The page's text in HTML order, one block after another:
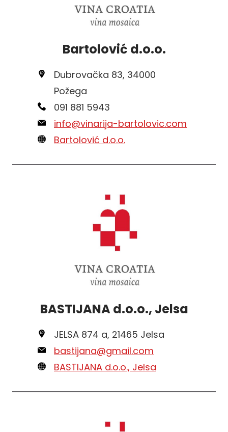
Bartolović d.o.o.
Dubrovačka 83, 34000
Požega
091 881 5943
info@vinarija-bartolovic.com
Bartolović d.o.o.
BASTIJANA d.o.o., Jelsa
JELSA 874 a, 21465 Jelsa
bastijana@gmail.com
BASTIJANA d.o.o., Jelsa